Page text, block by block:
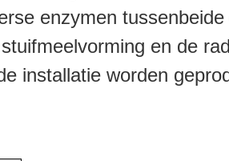
enzymen tussenbeide
en de
installatie worden